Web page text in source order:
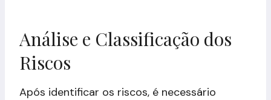
Análise e Classificação dos
Riscos
Após identificar os riscos, é necessário